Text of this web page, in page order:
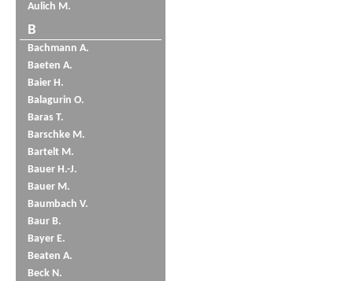
Aulich M.
B
Bachmann A.
Baeten A.
Baier H.
Balagurin O.
Baras T.
Barschke M.
Bartelt M.
Bauer H.-J.
Bauer M.
Baumbach V.
Baur B.
Bayer E.
Beaten A.
Beck N.